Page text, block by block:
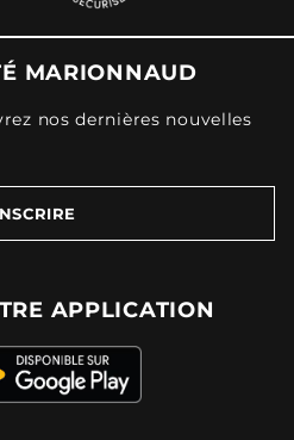
MARIONNAUD
nos dernières nouvelles
APPLICATION